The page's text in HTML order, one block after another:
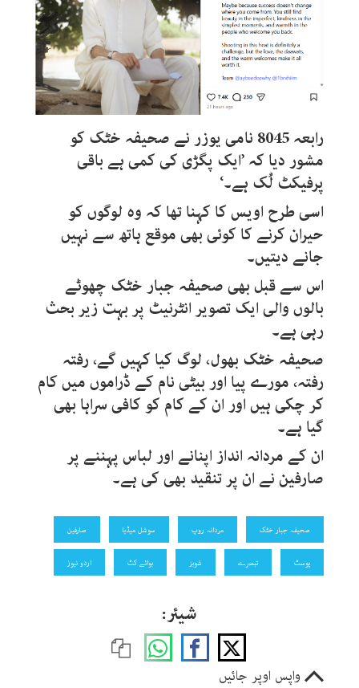
رابعہ 8045 نامی یوزر نے صحیفہ خٹک کو
مشور دیا کہ ’ایک پگڑی کی کمی ہے باقی
پرفیکٹ لُک ہے۔‘
اسی طرح اویس کا کہنا تھا کہ وہ لوگوں کو
حیران کرنے کا کوئی بھی موقع ہاتھ سے نہیں
جانے دیتیں۔
اس سے قبل بھی صحیفہ جبار خٹک چھوٹے
بالوں والی ایک تصویر انٹرنیٹ پر بہت زیر بحث
رہی ہے۔
صحیفہ خٹک بھول، لوگ کیا کہیں گے، رفتہ
رفتہ، مورے پیا اور بیٹی نام کے ڈراموں میں کام
کر چکی ہیں اور ان کے کام کو کافی سراہا بھی
گیا ہے۔
ان کے مردانہ انداز اپنانے اور لباس پہننے پر
صارفین نے ان پر تنقید بھی کی ہے۔
صحیفہ جبار خٹک مردانہ روپ سوشل میڈیا صارفین
پوسٹ تبصرے شوبز بوائے کٹ اردو نیوز
شیئر:
واپس اوپر جائیں